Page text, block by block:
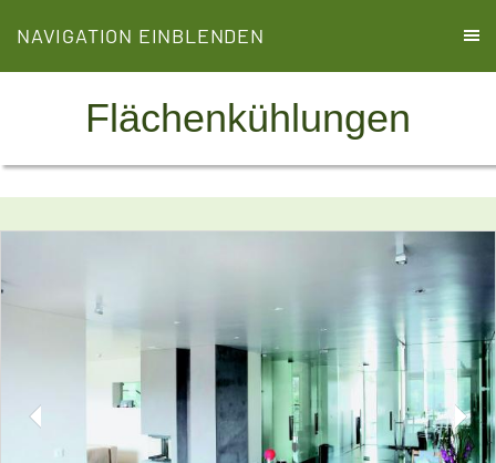
NAVIGATION EINBLENDEN
Flächenkühlungen